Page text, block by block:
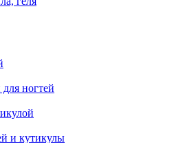
ногтей
и кутикулы